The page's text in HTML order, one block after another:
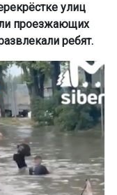
улиц
проезжающих
ребят.